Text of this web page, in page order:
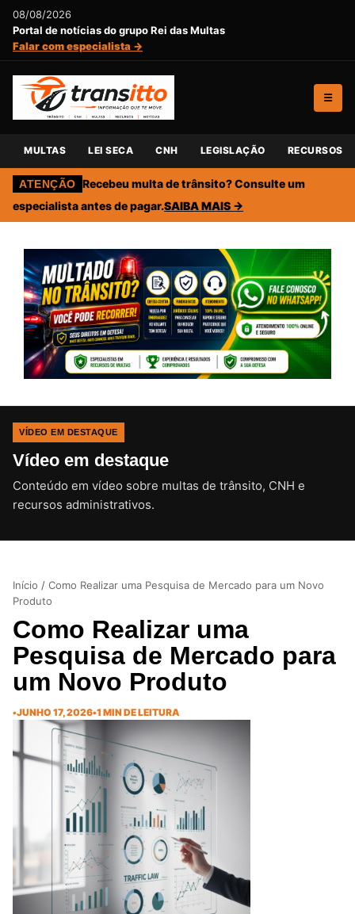
08/08/2026
Portal de notícias do grupo Rei das Multas
Falar com especialista →
☰
MULTAS LEI SECA CNH LEGISLAÇÃO RECURSOS
ATENÇÃO Recebeu multa de trânsito? Consulte um
especialista antes de pagar.SAIBA MAIS →
VÍDEO EM DESTAQUE
Vídeo em destaque
Conteúdo em vídeo sobre multas de trânsito, CNH e
recursos administrativos.CLIQUE PARA ATIVAR O SOM
Início / Como Realizar uma Pesquisa de Mercado para um Novo
Produto
Como Realizar uma
Pesquisa de Mercado para
um Novo Produto
•JUNHO 17, 2026•1 MIN DE LEITURA